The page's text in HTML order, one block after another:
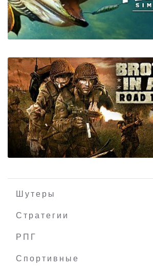
Rift Wizard
Pro Fishing Simulator
Шутеры
Стратегии
РПГ
Спортивные